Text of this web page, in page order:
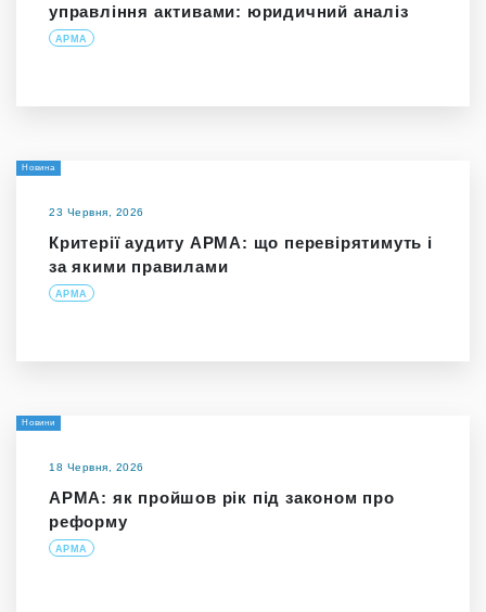
управління активами: юридичний аналіз
АРМА
Новина
23 Червня, 2026
Критерії аудиту АРМА: що перевірятимуть і
за якими правилами
АРМА
Новини
18 Червня, 2026
АРМА: як пройшов рік під законом про
реформу
АРМА